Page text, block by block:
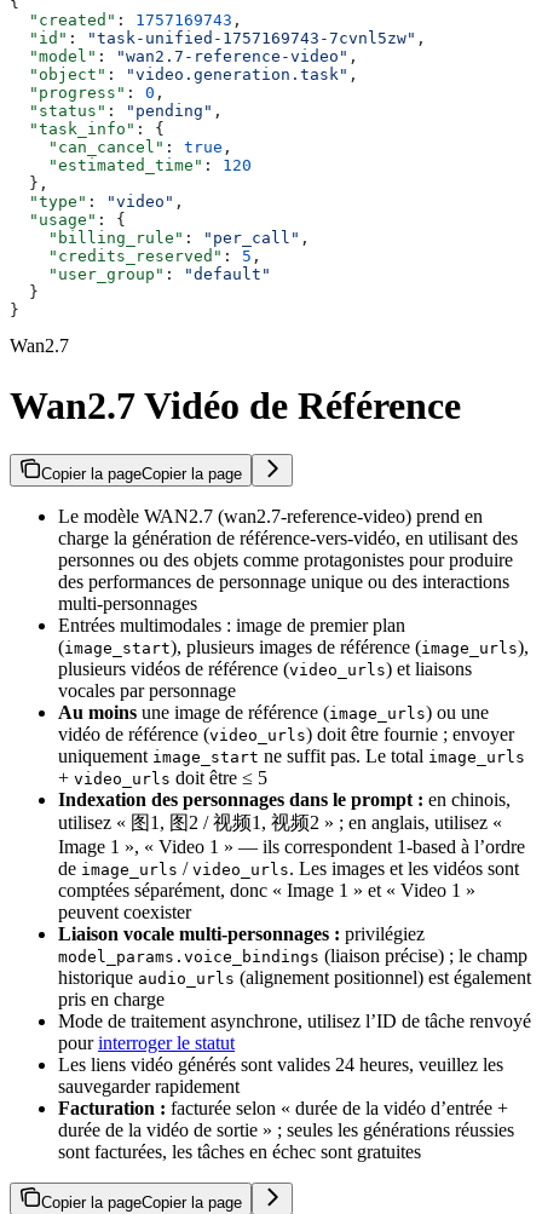
  "created"
: 1757169743 ,
  "id"
: "task-unified-1757169743-7cvnl5zw" ,
  "model"
: "wan2.7-reference-video" ,
  "object"
: "video.generation.task" ,
  "progress"
: 0 ,
  "status"
: "pending" ,
  "task_info"
: {
    "can_cancel"
: true ,
    "estimated_time"
: 120
  },
  "type"
: "video" ,
  "usage"
: {
    "billing_rule"
: "per_call" ,
    "credits_reserved"
: 5 ,
    "user_group"
:
"default"
  }
}
Wan2.7
Wan2.7 Vidéo de Référence
Copier la pageCopier la page
Le modèle WAN2.7 (wan2.7-reference-video) prend en
charge la génération de référence-vers-vidéo, en utilisant des
personnes ou des objets comme protagonistes pour produire
des performances de personnage unique ou des interactions
multi-personnages
Entrées multimodales : image de premier plan
(image_start), plusieurs images de référence (image_urls),
plusieurs vidéos de référence (video_urls) et liaisons
vocales par personnage
Au moins une image de référence (image_urls) ou une
vidéo de référence (video_urls) doit être fournie ; envoyer
uniquement image_start ne suffit pas. Le total image_urls
+ video_urls doit être ≤ 5
Indexation des personnages dans le prompt : en chinois,
utilisez « 图1, 图2 / 视频1, 视频2 » ; en anglais, utilisez «
Image 1 », « Video 1 » — ils correspondent 1-based à l’ordre
de image_urls / video_urls. Les images et les vidéos sont
comptées séparément, donc « Image 1 » et « Video 1 »
peuvent coexister
Liaison vocale multi-personnages : privilégiez
model_params.voice_bindings (liaison précise) ; le champ
historique audio_urls (alignement positionnel) est également
pris en charge
Mode de traitement asynchrone, utilisez l’ID de tâche renvoyé
pourinterroger le statut
Les liens vidéo générés sont valides 24 heures, veuillez les
sauvegarder rapidement
Facturation : facturée selon « durée de la vidéo d’entrée +
durée de la vidéo de sortie » ; seules les générations réussies
sont facturées, les tâches en échec sont gratuites
Copier la pageCopier la page